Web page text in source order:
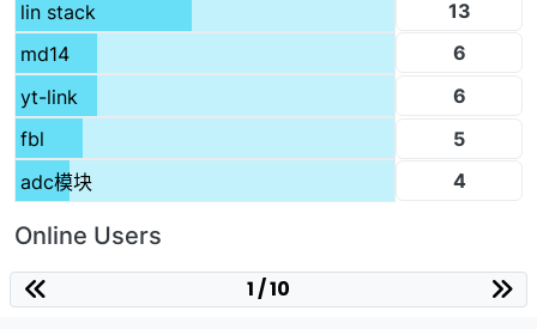
lin stack
13
md14
6
yt-link
6
fbl
5
adc模块
4
Online Users
1 / 10